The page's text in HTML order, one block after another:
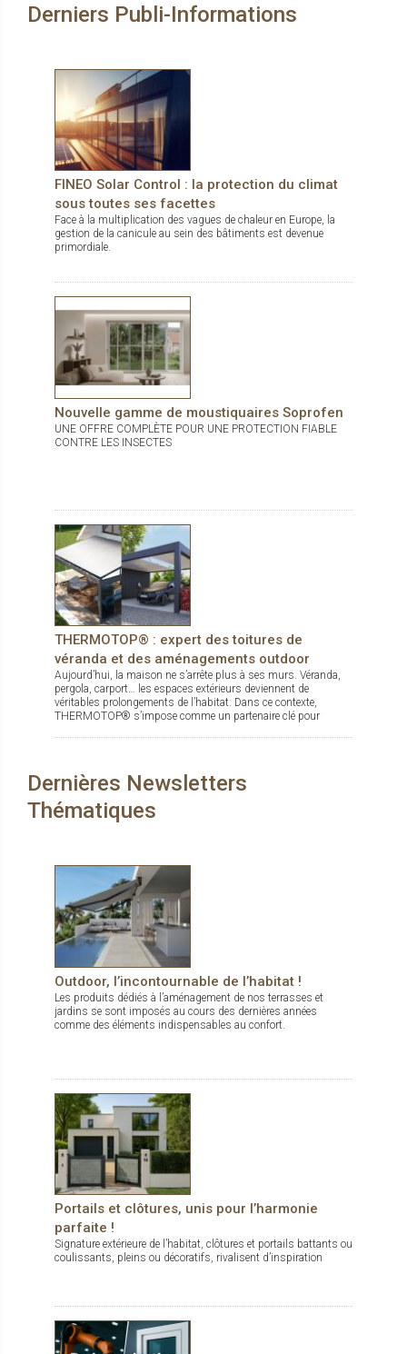
techniques DucoWall Acoustic : pour installation aux endroits
Derniers Publi-Informations
FINEO Solar Control : la protection du climat
sous toutes ses facettes
Face à la multiplication des vagues de chaleur en Europe, la
gestion de la canicule au sein des bâtiments est devenue
primordiale.
Nouvelle gamme de moustiquaires Soprofen
UNE OFFRE COMPLÈTE POUR UNE PROTECTION FIABLE
CONTRE LES INSECTES
THERMOTOP® : expert des toitures de
véranda et des aménagements outdoor
Aujourd’hui, la maison ne s’arrête plus à ses murs. Véranda,
pergola, carport… les espaces extérieurs deviennent de
véritables prolongements de l’habitat. Dans ce contexte,
THERMOTOP® s’impose comme un partenaire clé pour
Dernières Newsletters
Thématiques
Outdoor, l’incontournable de l’habitat !
Les produits dédiés à l’aménagement de nos terrasses et
jardins se sont imposés au cours des dernières années
comme des éléments indispensables au confort.
Portails et clôtures, unis pour l’harmonie
parfaite !
Signature extérieure de l’habitat, clôtures et portails battants ou
coulissants, pleins ou décoratifs, rivalisent d’inspiration